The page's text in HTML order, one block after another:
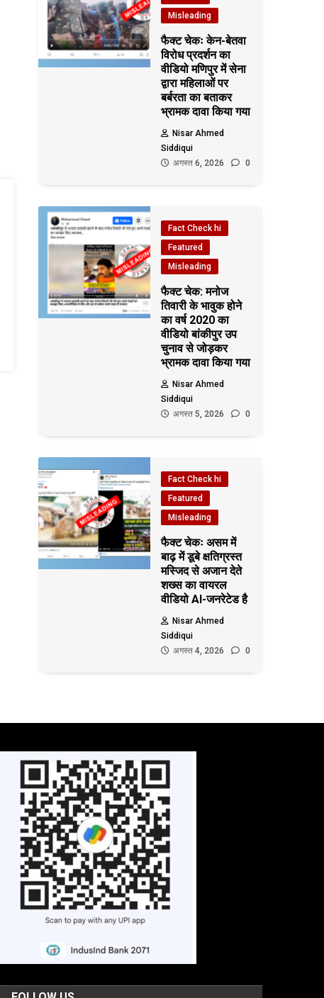
Misleading
फैक्ट चेकः केन-बेतवा
विरोध प्रदर्शन का
वीडियो मणिपुर में सेना
द्वारा महिलाओं पर
बर्बरता का बताकर
भ्रामक दावा किया गया
Nisar Ahmed
Siddiqui
अगस्त 6, 2026
0
Fact Check hi
Featured
Misleading
फैक्ट चेक: मनोज
तिवारी के भावुक होने
का वर्ष 2020 का
वीडियो बांकीपुर उप
चुनाव से जोड़कर
भ्रामक दावा किया गया
Nisar Ahmed
Siddiqui
अगस्त 5, 2026
0
Fact Check hi
Featured
Misleading
फैक्ट चेकः असम में
बाढ़ में डूबे क्षतिग्रस्त
मस्जिद से अजान देते
शख्स का वायरल
वीडियो AI-जनरेटेड है
Nisar Ahmed
Siddiqui
अगस्त 4, 2026
0